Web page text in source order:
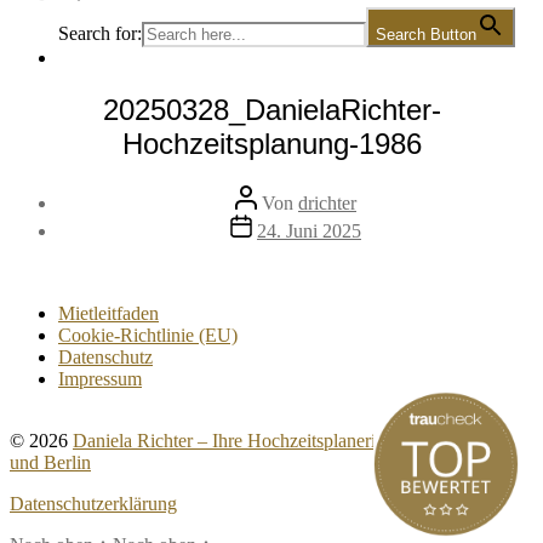
Search for: Search Button
20250328_DanielaRichter-
Hochzeitsplanung-1986
Beitragsautor
Von drichter
Veröffentlichungsdatum
24. Juni 2025
Mietleitfaden
Cookie-Richtlinie (EU)
Datenschutz
Impressum
© 2026 Daniela Richter – Ihre Hochzeitsplanerin für Brandenburg
und Berlin
Datenschutzerklärung